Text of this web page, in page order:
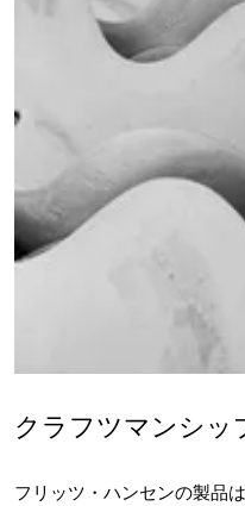
クラフツマンシッ
フリッツ・ハンセンの製品